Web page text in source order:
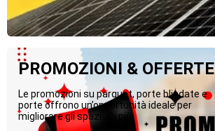
PROMOZIONI & OFFERTE
Le promozioni su parquet, porte blindate e
porte offrono un’opportunità ideale per
migliorare gli spazi...Di più